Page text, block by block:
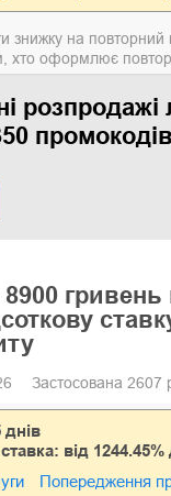
знижку на
хто оформлює
розпродажі
гривень
Застосована 2607
днів
від
Попередження